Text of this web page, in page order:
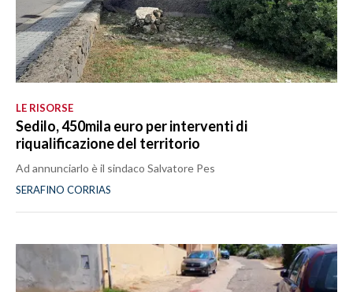
LE RISORSE
Sedilo, 450mila euro per interventi di
riqualificazione del territorio
Ad annunciarlo è il sindaco Salvatore Pes
SERAFINO CORRIAS